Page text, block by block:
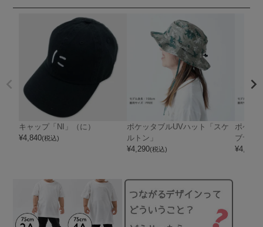
キャップ「NI」（に）
¥4,840(税込)
ポケッタブルUVハット「スケ
ルトン」
¥4,290(税込)
ポケッ
ブサタ
¥4,290